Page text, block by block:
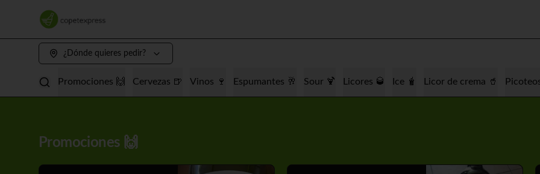
¿Dónde quieres pedir?
Promociones 🙌 Cervezas 🍺 Vinos 🍷 Espumantes 🥂 Sour 🍹 Licores 🥃 Ice 🧋 Licor de crema 🥤
Promociones 🙌